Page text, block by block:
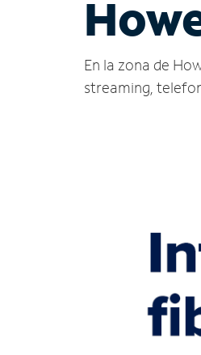
En la zona de
streaming,